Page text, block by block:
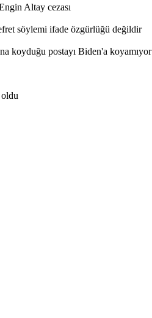
Altay cezası
söylemi ifade özgürlüğü değildir
koyduğu postayı Biden'a koyamıyor